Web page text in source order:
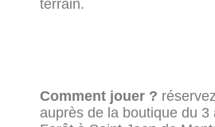
terrain.
Comment jouer ?
auprès de la boutique du 3